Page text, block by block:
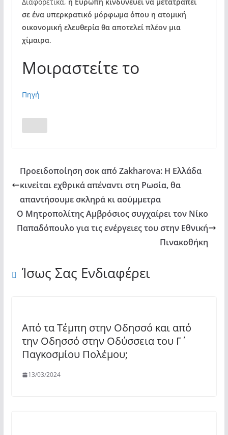
σε ένα υπερκρατικό μόρφωμα όπου η ατομική
οικονομική ελευθερία θα αποτελεί πλέον μια
χίμαιρα.
Μοιραστείτε το
Πηγή
Προειδοποίηση σοκ από Zakharova: Η Ελλάδα
κινείται εχθρικά απέναντι στη Ρωσία, θα
απαντήσουμε σκληρά κι ασύμμετρα
Ο Μητροπολίτης Αμβρόσιος συγχαίρει τον Νίκο
Παπαδόπουλο για τις ενέργειες του στην Εθνική
Πινακοθήκη
Ίσως Σας Ενδιαφέρει
Από τα Τέμπη στην Οδησσό και από
την Οδησσό στην Οδύσσεια του Γ΄
Παγκοσμίου Πολέμου;
13/03/2024